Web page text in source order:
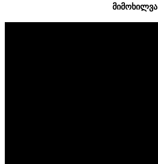
მიმოხილვა